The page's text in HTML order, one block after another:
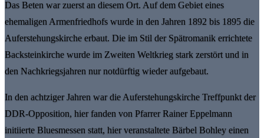
Das Beten war zuerst an diesem Ort. Auf dem Gebiet eines
ehemaligen Armenfriedhofs wurde in den Jahren 1892 bis 1895 die
Auferstehungskirche erbaut. Die im Stil der Spätromanik errichtete
Backsteinkirche wurde im Zweiten Weltkrieg stark zerstört und in
den Nachkriegsjahren nur notdürftig wieder aufgebaut.
In den achtziger Jahren war die Auferstehungskirche Treffpunkt der
DDR-Opposition, hier fanden von Pfarrer Rainer Eppelmann
initiierte Bluesmessen statt, hier veranstaltete Bärbel Bohley einen